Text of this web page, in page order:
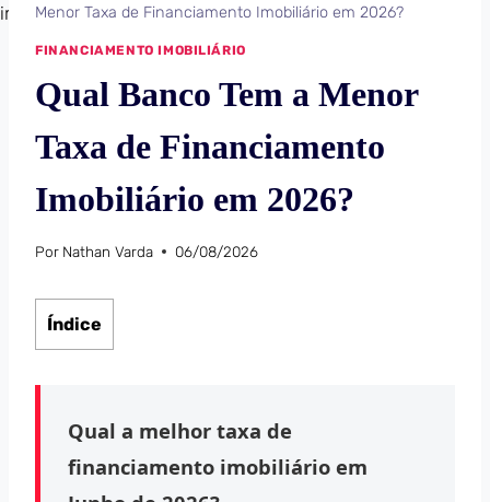
Menor Taxa de Financiamento Imobiliário em 2026?
FINANCIAMENTO IMOBILIÁRIO
Qual Banco Tem a Menor
Taxa de Financiamento
Imobiliário em 2026?
Por Nathan Varda 06/08/2026
Índice
Qual a melhor taxa de
financiamento imobiliário em